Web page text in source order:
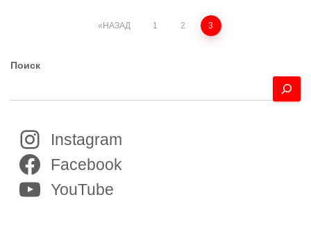
Пагинация
записей
НАЗАД 1 2 3
Поиск
Instagram
Facebook
YouTube